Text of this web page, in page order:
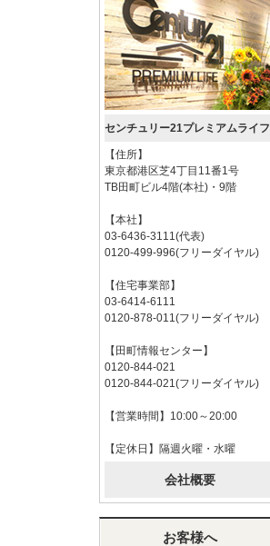
センチュリー21プレミアムライフ
【住所】
東京都港区芝4丁目11番1号
TB田町ビル4階(本社)・9階
【本社】
03-6436-3111(代表)
0120-499-996(フリーダイヤル)
【住宅事業部】
03-6414-6111
0120-878-011(フリーダイヤル)
【田町情報センター】
0120-844-021
0120-844-021(フリーダイヤル)
【営業時間】10:00～20:00
【定休日】隔週火曜・水曜
会社概要
お客様へ